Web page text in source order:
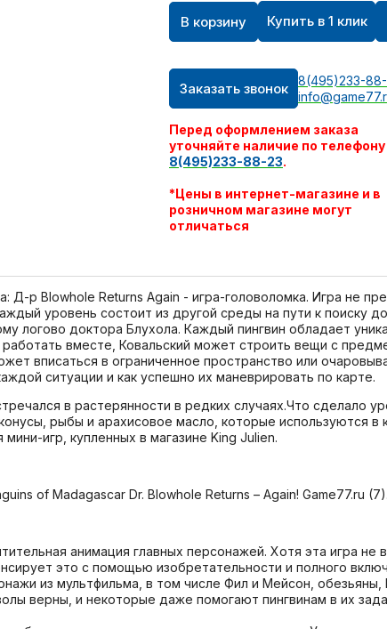
В корзину Купить в 1 клик
Заказать звонок
8(495)233-
Перед оформлением заказа
уточняйте наличие по телефону
8(495)233-88-23.
*Цены в интернет-магазине и в
розничном магазине могут
отличаться
р Blowhole Returns Again - игра-головоломка. Игра не
уровень состоит из другой среды на пути к поиску
логово доктора Блухола. Каждый пингвин обладает
работать вместе, Ковальский может строить вещи с
вписаться в ограниченное пространство или
ситуации и как успешно их маневрировать по карте.
в растерянности в редких случаях.Что сделало
рыбы и арахисовое масло, которые используются в
игр, купленных в магазине King Julien.
анимация главных персонажей. Хотя эта игра не
это с помощью изобретательности и полного
из мультфильма, в том числе Фил и Мейсон,
верны, и некоторые даже помогают пингвинам в их